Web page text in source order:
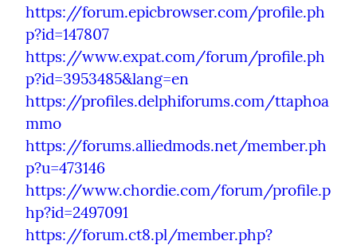
https://forum.epicbrowser.com/profile.ph
p?id=147807
https://www.expat.com/forum/profile.ph
p?id=3953485&lang=en
https://profiles.delphiforums.com/ttaphoa
mmo
https://forums.alliedmods.net/member.ph
p?u=473146
https://www.chordie.com/forum/profile.p
hp?id=2497091
https://forum.ct8.pl/member.php?